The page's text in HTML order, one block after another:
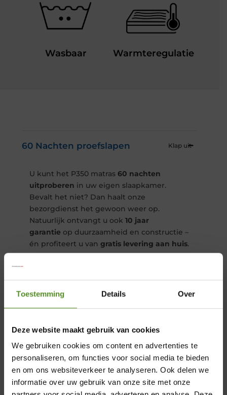
Toestemming Details Over
Deze website maakt gebruik van cookies
We gebruiken cookies om content en advertenties te
personaliseren, om functies voor social media te bieden
en om ons websiteverkeer te analyseren. Ook delen we
informatie over uw gebruik van onze site met onze
Wasbaar Warmteregulatie
60 Nachten proefslapen
U kunt het P350 matras60 nachten
uitproberen in uw eigen slaapkamer.
Bevalt het niet? Dan haalt onze
bezorgdienst het gewoon weer op.
Natuurlijk ontvangt u ook10 jaar
garantie op duurzaamheid en constructie –
én profiteert u vangratis levering aan huis.
Pocketveringmatras P350 – 21
cm hoog
Minipocketveren